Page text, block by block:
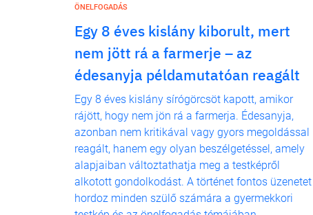
ÖNELFOGADÁS
Egy 8 éves kislány kiborult, mert
nem jött rá a farmerje – az
édesanyja példamutatóan reagált
Egy 8 éves kislány sírógörcsöt kapott, amikor
rájött, hogy nem jön rá a farmerja. Édesanyja,
azonban nem kritikával vagy gyors megoldással
reagált, hanem egy olyan beszélgetéssel, amely
alapjaiban változtathatja meg a testképről
alkotott gondolkodást. A történet fontos üzenetet
hordoz minden szülő számára a gyermekkori